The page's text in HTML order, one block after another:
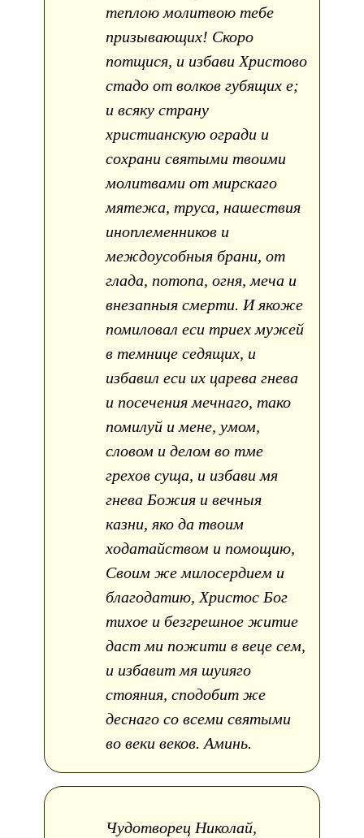
теплою молитвою тебе
призывающих! Скоро
потщися, и избави Христово
стадо от волков губящих е;
и всяку страну
христианскую огради и
сохрани святыми твоими
молитвами от мирскаго
мятежа, труса, нашествия
иноплеменников и
междоусобныя брани, от
глада, потопа, огня, меча и
внезапныя смерти. И якоже
помиловал еси триех мужей
в темнице седящих, и
избавил еси их царева гнева
и посечения мечнаго, тако
помилуй и мене, умом,
словом и делом во тме
грехов суща, и избави мя
гнева Божия и вечныя
казни, яко да твоим
ходатайством и помощию,
Своим же милосердием и
благодатию, Христос Бог
тихое и безгрешное житие
даст ми пожити в веце сем,
и избавит мя шуияго
стояния, сподобит же
деснаго со всеми святыми
во веки веков. Аминь.
Чудотворец Николай,